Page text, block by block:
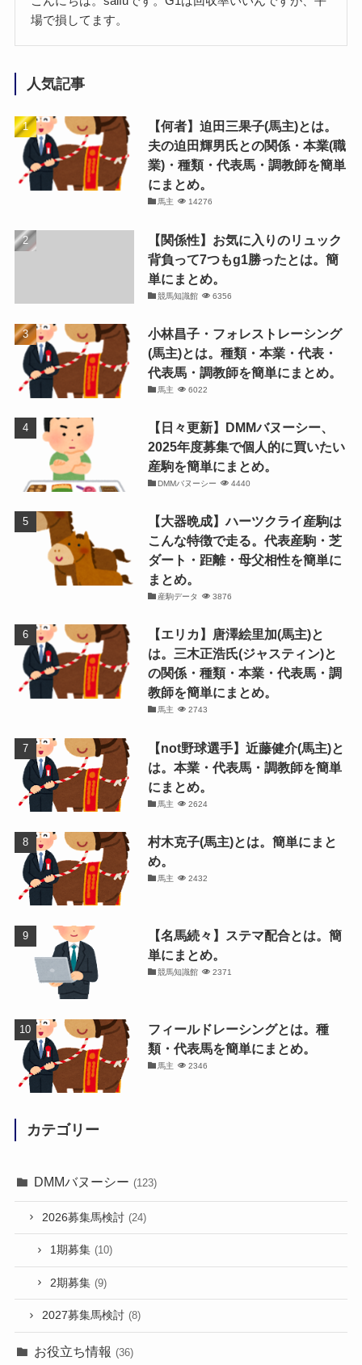
場で損してます。
人気記事
【何者】迫田三果子(馬主)とは。
夫の迫田輝男氏との関係・本業(職
業)・種類・代表馬・調教師を簡単
にまとめ。
馬主 14276
【関係性】お気に入りのリュック
背負って7つもg1勝ったとは。簡
単にまとめ。
競馬知識館 6356
小林昌子・フォレストレーシング
(馬主)とは。種類・本業・代表・
代表馬・調教師を簡単にまとめ。
馬主 6022
【日々更新】DMMバヌーシー、
2025年度募集で個人的に買いたい
産駒を簡単にまとめ。
DMMバヌーシー 4440
【大器晩成】ハーツクライ産駒は
こんな特徴で走る。代表産駒・芝
ダート・距離・母父相性を簡単に
まとめ。
産駒データ 3876
【エリカ】唐澤絵里加(馬主)と
は。三木正浩氏(ジャスティン)と
の関係・種類・本業・代表馬・調
教師を簡単にまとめ。
馬主 2743
【not野球選手】近藤健介(馬主)と
は。本業・代表馬・調教師を簡単
にまとめ。
馬主 2624
村木克子(馬主)とは。簡単にまと
め。
馬主 2432
【名馬続々】ステマ配合とは。簡
単にまとめ。
競馬知識館 2371
フィールドレーシングとは。種
類・代表馬を簡単にまとめ。
馬主 2346
カテゴリー
DMMバヌーシー (123)
2026募集馬検討 (24)
1期募集 (10)
2期募集 (9)
2027募集馬検討 (8)
お役立ち情報 (36)